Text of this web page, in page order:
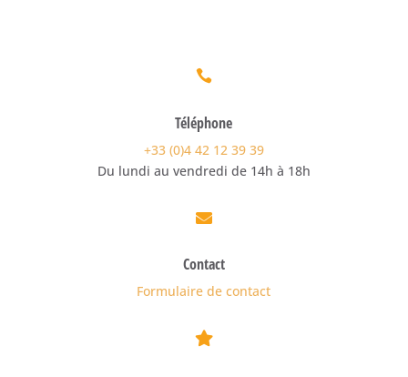

Téléphone
+33 (0)4 42 12 39 39
Du lundi au vendredi de 14h à 18h

Contact
Formulaire de contact
